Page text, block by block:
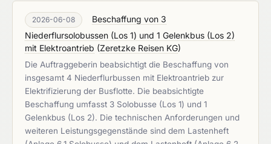
2026-06-08
Beschaffung von 3
Niederflursolobussen (Los 1) und 1 Gelenkbus (Los 2)
mit Elektroantrieb (Zeretzke Reisen KG)
Die Auftraggeberin beabsichtigt die Beschaffung von
insgesamt 4 Niederflurbussen mit Elektroantrieb zur
Elektrifizierung der Busflotte. Die beabsichtigte
Beschaffung umfasst 3 Solobusse (Los 1) und 1
Gelenkbus (Los 2). Die technischen Anforderungen und
weiteren Leistungsgegenstände sind dem Lastenheft